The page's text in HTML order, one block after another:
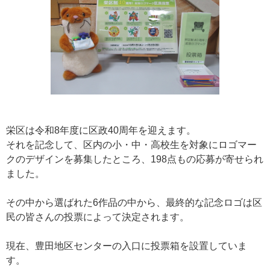
栄区は令和8年度に区政40周年を迎えます。
それを記念して、区内の小・中・高校生を対象にロゴマー
クのデザインを募集したところ、198点もの応募が寄せられ
ました。
その中から選ばれた6作品の中から、最終的な記念ロゴは区
民の皆さんの投票によって決定されます。
現在、豊田地区センターの入口に投票箱を設置していま
す。